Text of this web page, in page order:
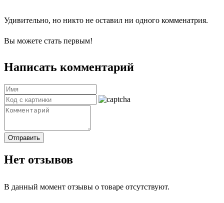
Удивительно, но никто не оставил ни одного комменатрия.
Вы можете стать первым!
Написать комментарий
Отправить
Нет отзывов
В данный момент отзывы о товаре отсутствуют.